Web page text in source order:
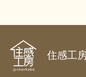
住感工